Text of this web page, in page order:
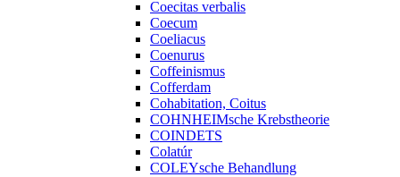
Coecitas verbalis
Coecum
Coeliacus
Coenurus
Coffeinismus
Cofferdam
Cohabitation, Coitus
COHNHEIMsche Krebstheorie
COINDETS
Colatúr
COLEYsche Behandlung